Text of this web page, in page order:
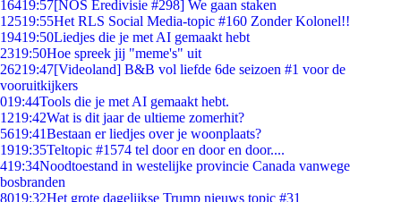
16419:57[NOS Eredivisie #298] We gaan staken
12519:55Het RLS Social Media-topic #160 Zonder Kolonel!!
19419:50Liedjes die je met AI gemaakt hebt
2319:50Hoe spreek jij "meme's" uit
26219:47[Videoland] B&B vol liefde 6de seizoen #1 voor de
vooruitkijkers
019:44Tools die je met AI gemaakt hebt.
1219:42Wat is dit jaar de ultieme zomerhit?
5619:41Bestaan er liedjes over je woonplaats?
1919:35Teltopic #1574 tel door en door en door....
419:34Noodtoestand in westelijke provincie Canada vanwege
bosbranden
8019:32Het grote dagelijkse Trump nieuws topic #31